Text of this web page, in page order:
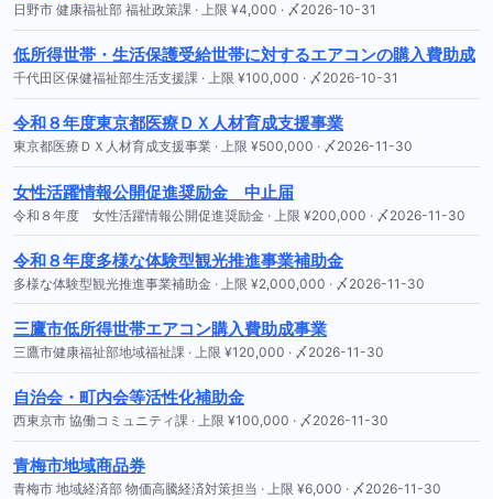
日野市 健康福祉部 福祉政策課 · 上限 ¥4,000 · 〆2026-10-31
低所得世帯・生活保護受給世帯に対するエアコンの購入費助成
千代田区保健福祉部生活支援課 · 上限 ¥100,000 · 〆2026-10-31
令和８年度東京都医療ＤＸ人材育成支援事業
東京都医療ＤＸ人材育成支援事業 · 上限 ¥500,000 · 〆2026-11-30
女性活躍情報公開促進奨励金 中止届
令和８年度 女性活躍情報公開促進奨励金 · 上限 ¥200,000 · 〆2026-11-30
令和８年度多様な体験型観光推進事業補助金
多様な体験型観光推進事業補助金 · 上限 ¥2,000,000 · 〆2026-11-30
三鷹市低所得世帯エアコン購入費助成事業
三鷹市健康福祉部地域福祉課 · 上限 ¥120,000 · 〆2026-11-30
自治会・町内会等活性化補助金
西東京市 協働コミュニティ課 · 上限 ¥100,000 · 〆2026-11-30
青梅市地域商品券
青梅市 地域経済部 物価高騰経済対策担当 · 上限 ¥6,000 · 〆2026-11-30